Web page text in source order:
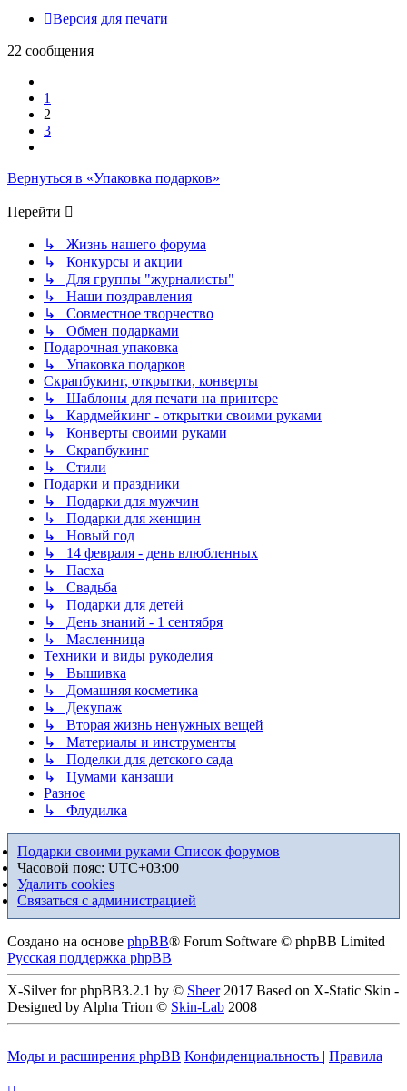
Версия для печати
22 сообщения
1
2
3
Вернуться в «Упаковка подарков»
Перейти
↳ Жизнь нашего форума
↳ Конкурсы и акции
↳ Для группы "журналисты"
↳ Наши поздравления
↳ Совместное творчество
↳ Обмен подарками
Подарочная упаковка
↳ Упаковка подарков
Скрапбукинг, открытки, конверты
↳ Шаблоны для печати на принтере
↳ Кардмейкинг - открытки своими руками
↳ Конверты своими руками
↳ Скрапбукинг
↳ Стили
Подарки и праздники
↳ Подарки для мужчин
↳ Подарки для женщин
↳ Новый год
↳ 14 февраля - день влюбленных
↳ Пасха
↳ Свадьба
↳ Подарки для детей
↳ День знаний - 1 сентября
↳ Масленница
Техники и виды рукоделия
↳ Вышивка
↳ Домашняя косметика
↳ Декупаж
↳ Вторая жизнь ненужных вещей
↳ Материалы и инструменты
↳ Поделки для детского сада
↳ Цумами канзаши
Разное
↳ Флудилка
Подарки своими руками Список форумов
Часовой пояс: UTC+03:00
Удалить cookies
Связаться с администрацией
Создано на основе phpBB® Forum Software © phpBB Limited
Русская поддержка phpBB
X-Silver for phpBB3.2.1 by © Sheer2017 Based on X-Static Skin -
Designed by Alpha Trion © Skin-Lab 2008
Моды и расширения phpBB Конфиденциальность | Правила